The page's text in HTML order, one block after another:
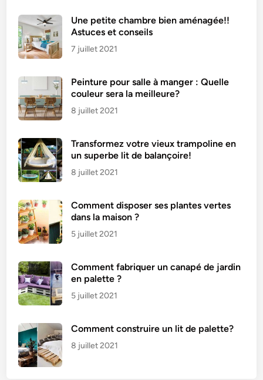
Une petite chambre bien aménagée!!
Astuces et conseils
7 juillet 2021
Peinture pour salle à manger : Quelle
couleur sera la meilleure?
8 juillet 2021
Transformez votre vieux trampoline en
un superbe lit de balançoire!
8 juillet 2021
Comment disposer ses plantes vertes
dans la maison ?
5 juillet 2021
Comment fabriquer un canapé de jardin
en palette ?
5 juillet 2021
Comment construire un lit de palette?
8 juillet 2021